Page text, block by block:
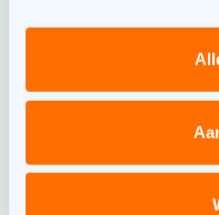
het
modulair te
containers
productie,